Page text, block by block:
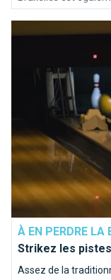
connues. Nous
capitale de
À EN PERDRE LA
Strikez les
Assez de la
Une partie de